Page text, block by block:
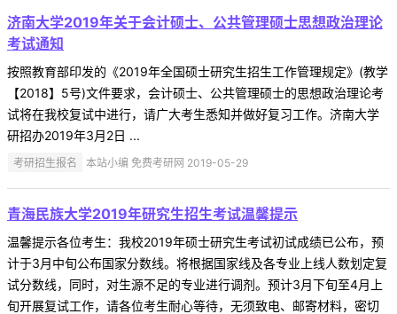
济南大学2019年关于会计硕士、公共管理硕士思想政治理论
考试通知
按照教育部印发的《2019年全国硕士研究生招生工作管理规定》(教学
【2018】5号)文件要求，会计硕士、公共管理硕士的思想政治理论考
试将在我校复试中进行，请广大考生悉知并做好复习工作。济南大学
研招办2019年3月2日 ...
考研招生报名 本站小编 免费考研网 2019-05-29
青海民族大学2019年研究生招生考试温馨提示
温馨提示各位考生：我校2019年硕士研究生考试初试成绩已公布，预
计于3月中旬公布国家分数线。将根据国家线及各专业上线人数划定复
试分数线，同时，对生源不足的专业进行调剂。预计3月下旬至4月上
旬开展复试工作，请各位考生耐心等待，无须致电、邮寄材料，密切